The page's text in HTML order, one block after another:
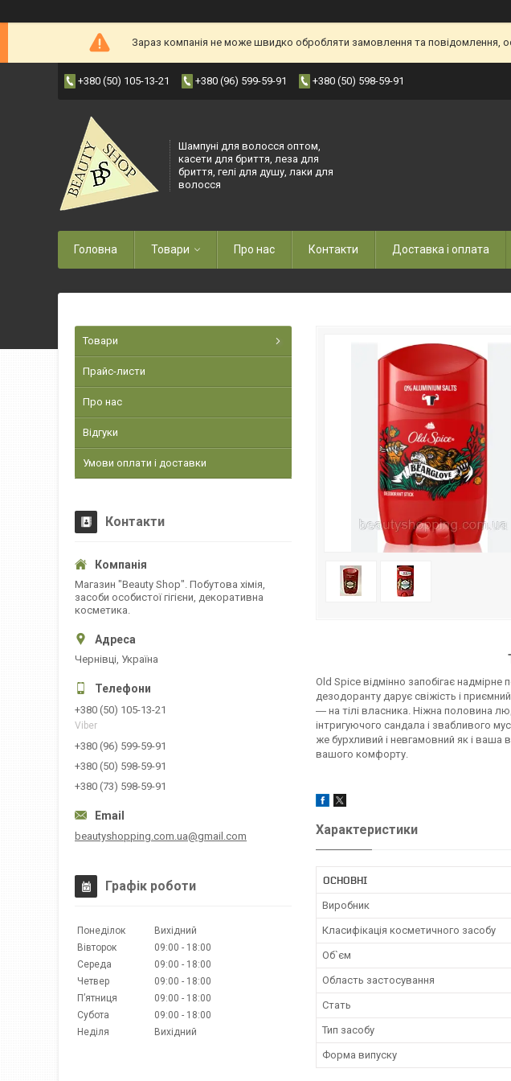
Зараз компанія не може швидко обробляти замовлення та повідомлення,
+380 (50) 105-13-21 +380 (96) 599-59-91 +380 (50) 598-59-91
Шампуні для волосся оптом,
касети для бриття, леза для
бриття, гелі для душу, лаки для
волосся
Головна Товари Про нас Контакти Доставка і оплата
Old Spice відмінно запобігає
дезодоранту дарує свіжість і
― на тілі власника. Ніжна половина
інтригуючого сандала і звабливого
же бурхливий і невгамовний як і ваша
вашого комфорту.
Характеристики
ОСНОВНІ
Виробник
Класифікація косметичного засобу
Об`єм
Область застосування
Стать
Тип засобу
Форма випуску
Товари
Прайс-листи
Про нас
Відгуки
Умови оплати і доставки
Контакти
Магазин "Beauty Shop". Побутова хімія,
засоби особистої гігієни, декоративна
косметика.
Чернівці, Україна
+380 (50) 105-13-21
Viber
+380 (96) 599-59-91
+380 (50) 598-59-91
+380 (73) 598-59-91
beautyshopping.com.ua@gmail.com
Графік роботи
Понеділок
Вихідний
Вівторок
09:00
18:00
Середа
09:00
18:00
Четвер
09:00
18:00
Пʼятниця
09:00
18:00
Субота
09:00
18:00
Неділя
Вихідний